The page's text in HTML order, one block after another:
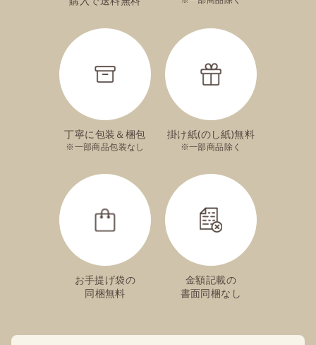
初めてのオンラインストア
父が知り合いからお土産を頂き何かお返しをしたいとの事
で文明堂のカステラがいいな言うので近くの取り扱い店を
探していたところオンラインストアがある事をしりまし
た。簡単に注文できて手軽で良かったです。これからも利
用させて頂きたいと思います。
まるちゃん
ずーっと美味しい
母が 文明堂さんのカステラが 大好きで
勿論 私も 大好きですが
私は 少し我慢を して いつも母に 送っています。
コクと ザラメ 変わらず とっても美味しい
いつでも 美味しい 文明堂さん
丁寧に包装＆梱包
一部商品包装なし
掛け紙(のし紙)無料
一部商品除く
お手提げ袋の
同梱無料
金額記載の
書面同梱なし